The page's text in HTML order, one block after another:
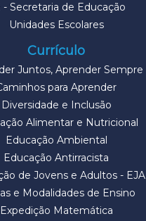
- Secretaria de Educação
Unidades Escolares
Currículo
Juntos, Aprender Sempre
para Aprender
Diversidade e Inclusão
Alimentar e Nutricional
Educação Ambiental
Educação Antirracista
de Jovens e Adultos - EJA
e Modalidades de Ensino
Expedição Matemática